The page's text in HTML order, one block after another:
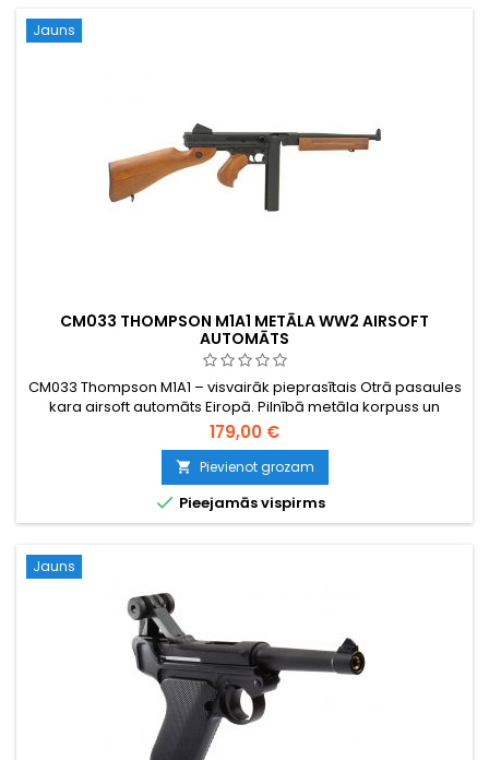
Jauns
CM033 THOMPSON M1A1 METĀLA WW2 AIRSOFT
AUTOMĀTS
CM033 Thompson M1A1 – visvairāk pieprasītais Otrā pasaules
kara airsoft automāts Eiropā. Pilnībā metāla korpuss un
stobrs, mākslīgā koka polimēra kāts, 6. versijas
pārnesumkārba ar tērauda zobratiem, 360 FPS / 109 m/s, 420
šāviņu hi-cap metāla magazīns, pusautomātisks un
pilnautomātisks. Baterija (1600 mAh) un lādētājs iekļauts.
Redzams filmās „Glābjot...
179,00 €
 Pievienot grozam
 Pieejamās vispirms
Jauns